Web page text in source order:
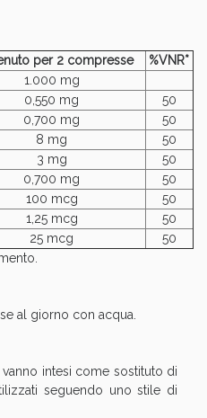
per 2 compresse
%VNR*
1.000 mg
0,550 mg
50
0,700 mg
50
8 mg
50
3 mg
50
0,700 mg
50
100 mcg
50
1,25 mcg
50
25 mcg
50
al giorno con acqua.
intesi come sostituto di
seguendo uno stile di
disponibile oggi!